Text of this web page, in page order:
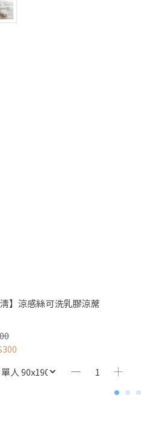
清】涼感絲可洗乳膠涼蓆